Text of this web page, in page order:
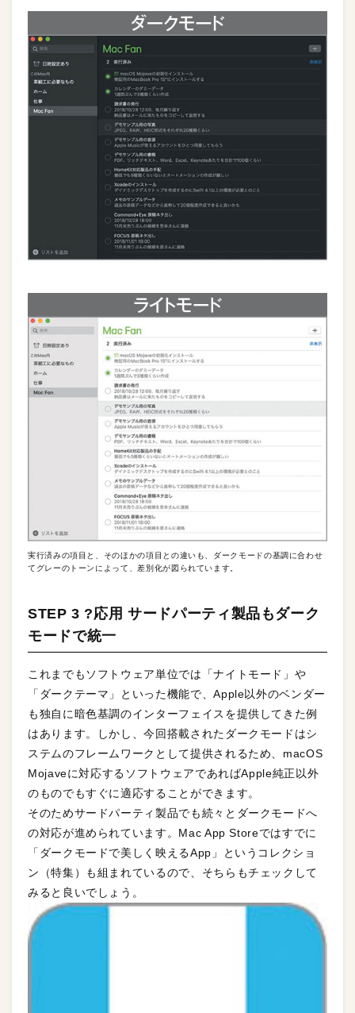
実行済みの項目と、そのほかの項目との違いも、ダークモードの基調に合わせ
てグレーのトーンによって、差別化が図られています。
STEP 3 ?応用 サードパーティ製品もダーク
モードで統一
これまでもソフトウェア単位では「ナイトモード」や
「ダークテーマ」といった機能で、Apple以外のベンダー
も独自に暗色基調のインターフェイスを提供してきた例
はあります。しかし、今回搭載されたダークモードはシ
ステムのフレームワークとして提供されるため、macOS
Mojaveに対応するソフトウェアであればApple純正以外
のものでもすぐに適応することができます。
そのためサードパーティ製品でも続々とダークモードへ
の対応が進められています。Mac App Storeではすでに
「ダークモードで美しく映えるApp」というコレクショ
ン（特集）も組まれているので、そちらもチェックして
みると良いでしょう。